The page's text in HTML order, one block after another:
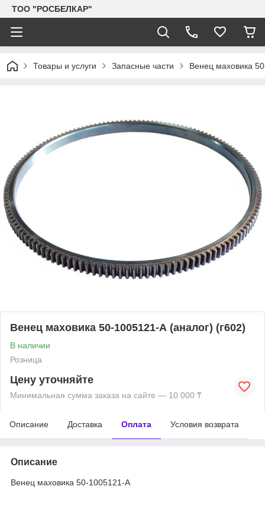
TOO "РОСБЕЛКАР"
Товары и услуги Запасные части Венец маховика
Венец маховика 50-1005121-А (аналог) (г602)
В наличии
Розница
Цену уточняйте
Минимальная сумма заказа на сайте — 10 000 ₸
Описание Доставка Оплата Условия возврата
Описание
Венец маховика 50-1005121-А